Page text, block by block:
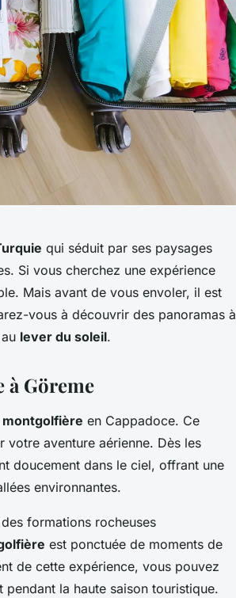
qui séduit par ses paysages
Si vous cherchez une expérience
Mais avant de vous envoler, il est
vous à découvrir des panoramas à
lever du soleil.
à Göreme
en Cappadoce. Ce
aventure aérienne. Dès les
doucement dans le ciel, offrant une
environnantes.
formations rocheuses
est ponctuée de moments de
de cette expérience, vous pouvez
pendant la haute saison touristique.